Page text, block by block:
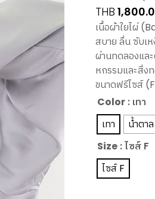
THB
เนื้อผ้าใยไผ่
สบาย ลื่น ซับเ
ผ่านทดลองแล
หกรรมและสิ่
ขนาดฟรีไซส์
Color : เทา
เทา
น้ำตาล
Size : ไซส์ F
ไซส์ F